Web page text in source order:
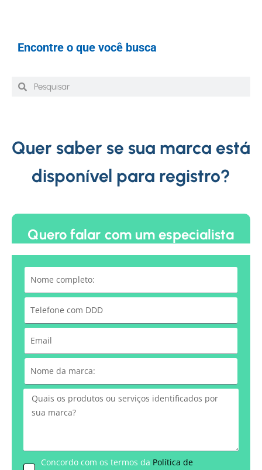
Encontre o que você busca
Quer saber se sua marca está
disponível para registro?
Quero falar com um especialista
Concordo com os termos da Política de